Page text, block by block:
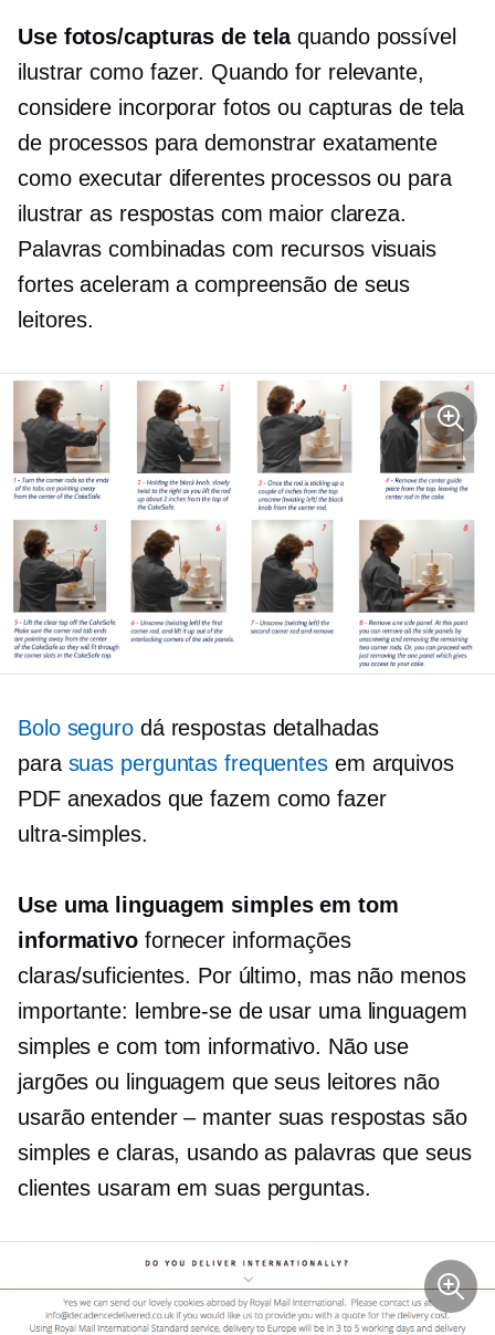
Use fotos/capturas de telaquando possível
ilustrarcomo fazer. Quando for relevante,
considere incorporar fotos ou capturas de tela
de processos para demonstrar exatamente
como executar diferentes processos ou para
ilustrar as respostas com maior clareza.
Palavras combinadas com recursos visuais
fortes aceleram a compreensão de seus
leitores.
Bolo segurodá respostas detalhadas
para suas perguntas frequentes em arquivos
PDF anexados que fazem como fazer
ultra-simples.
Use uma linguagem simples em tom
informativofornecer informações
claras/suficientes. Por último, mas não menos
importante: lembre-se de usar uma linguagem
simples e com tom informativo. Não use
jargões ou linguagem que seus leitores não
usarãoentender – mantersuas respostas são
simples e claras, usando as palavras que seus
clientes usaram em suas perguntas.